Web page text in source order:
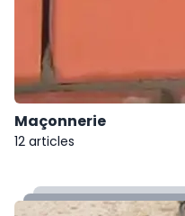
Maçonnerie
12 articles